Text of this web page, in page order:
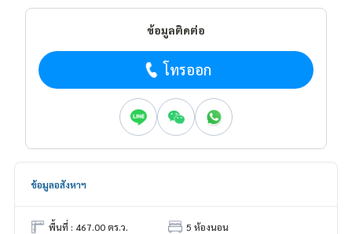
ข้อมูลติดต่อ
โทรออก
ข้อมูลอสังหาฯ
พื้นที่ : 467.00 ตร.ว.
5 ห้องนอน